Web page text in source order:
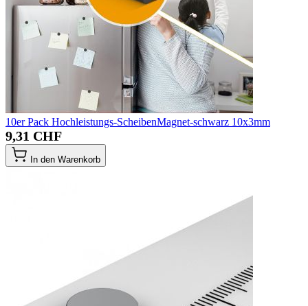
10er Pack Hochleistungs-ScheibenMagnet-schwarz 10x3mm
9,31 CHF
In den Warenkorb